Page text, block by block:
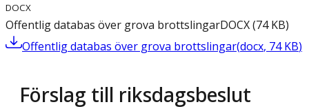
DOCX
Offentlig databas över grova brottslingarDOCX(74 KB)
Offentlig databas över grova brottslingar(docx, 74 KB)
Förslag till riksdagsbeslut